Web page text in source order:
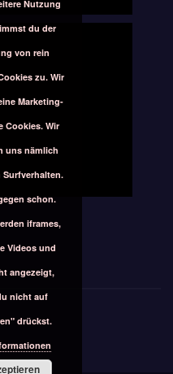
Nutzung
du der
von rein
zu. Wir
Marketing-
Cookies. Wir
uns nämlich
schon.
iframes,
Videos und
angezeigt,
nicht auf
drückst.